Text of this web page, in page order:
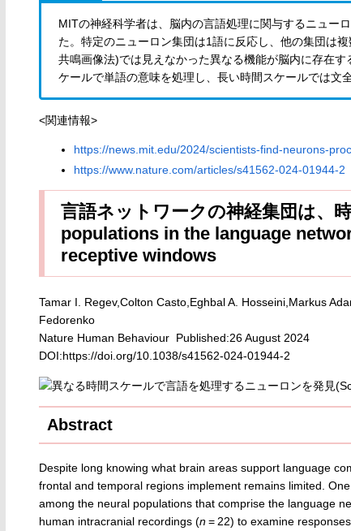
MITの神経科学者は、脳内の言語処理に関与するニュー
た。特定のニューロン集団は1語に反応し、他の集団は
共鳴画像法)では見えなかった異なる機能が脳内に存在
ケールで単語の意味を処理し、長い時間スケールでは文
<関連情報>
https://news.mit.edu/2024/scientists-find-neurons-
https://www.nature.com/articles/s41562-024-01944-2
言語ネットワークの神経集団は、
populations in the language
receptive windows
Tamar I. Regev,Colton Casto,Eghbal A. Hosseini,Markus
Fedorenko
Nature Human Behaviour Published:26 August 2024
DOI:https://doi.org/10.1038/s41562-024-01944-2
Abstract
Despite long knowing what brain areas support language
frontal and temporal regions implement remains limited.
among the neural populations that comprise the language
human intracranial recordings (n= 22) to examine